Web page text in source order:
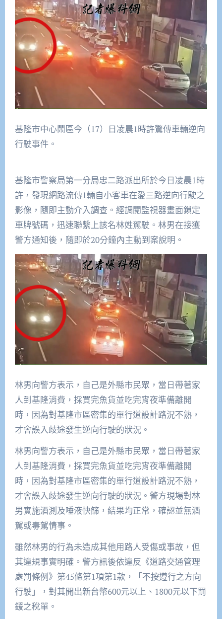
基隆市中心鬧區今（17）日凌晨1時許驚傳車輛逆向
行駛事件。
基隆市警察局第一分局忠二路派出所於今日凌晨1時
許，發現網路流傳1輛自小客車在愛三路逆向行駛之
影像，隨即主動介入調查。經調閱監視器畫面鎖定
車牌號碼，迅速聯繫上該名林姓駕駛。林男在接獲
警方通知後，隨即於20分鐘內主動到案說明。
林男向警方表示，自己是外縣市民眾，當日帶著家
人到基隆消費，採買完魚貨並吃完宵夜準備離開
時，因為對基隆市區密集的單行道設計路況不熟，
才會誤入歧途發生逆向行駛的狀況。
林男向警方表示，自己是外縣市民眾，當日帶著家
人到基隆消費，採買完魚貨並吃完宵夜準備離開
時，因為對基隆市區密集的單行道設計路況不熟，
才會誤入歧途發生逆向行駛的狀況。警方現場對林
男實施酒測及唾液快篩，結果均正常，確認並無酒
駕或毒駕情事。
雖然林男的行為未造成其他用路人受傷或事故，但
其違規事實明確。警方訊後依違反《道路交通管理
處罰條例》第45條第1項第1款，「不按遵行之方向
行駛」，對其開出新台幣600元以上、1800元以下罰
鍰之稅單。